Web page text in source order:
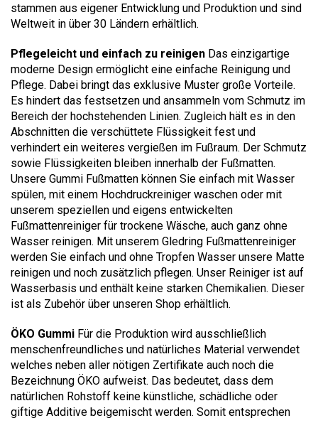
stammen aus eigener Entwicklung und Produktion und sind
Weltweit in über 30 Ländern erhältlich.
Pflegeleicht und einfach zu reinigen Das einzigartige
moderne Design ermöglicht eine einfache Reinigung und
Pflege. Dabei bringt das exklusive Muster große Vorteile.
Es hindert das festsetzen und ansammeln vom Schmutz im
Bereich der hochstehenden Linien. Zugleich hält es in den
Abschnitten die verschüttete Flüssigkeit fest und
verhindert ein weiteres vergießen im Fußraum. Der Schmutz
sowie Flüssigkeiten bleiben innerhalb der Fußmatten.
Unsere Gummi Fußmatten können Sie einfach mit Wasser
spülen, mit einem Hochdruckreiniger waschen oder mit
unserem speziellen und eigens entwickelten
Fußmattenreiniger für trockene Wäsche, auch ganz ohne
Wasser reinigen. Mit unserem Gledring Fußmattenreiniger
werden Sie einfach und ohne Tropfen Wasser unsere Matte
reinigen und noch zusätzlich pflegen. Unser Reiniger ist auf
Wasserbasis und enthält keine starken Chemikalien. Dieser
ist als Zubehör über unseren Shop erhältlich.
ÖKO Gummi Für die Produktion wird ausschließlich
menschenfreundliches und natürliches Material verwendet
welches neben aller nötigen Zertifikate auch noch die
Bezeichnung ÖKO aufweist. Das bedeutet, dass dem
natürlichen Rohstoff keine künstliche, schädliche oder
giftige Additive beigemischt werden. Somit entsprechen